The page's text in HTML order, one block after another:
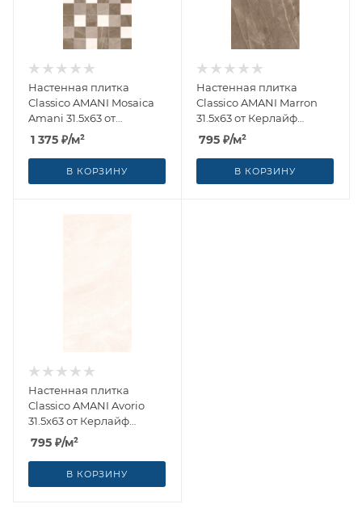
Настенная плитка
Classico AMANI Mosaica
Amani 31.5x63 от
Керлайф (Россия)
1 375 ₽/м²
В КОРЗИНУ
Настенная плитка
Classico AMANI Marron
31.5x63 от Керлайф
(Россия)
795 ₽/м²
В КОРЗИНУ
Настенная плитка
Classico AMANI Avorio
31.5x63 от Керлайф
(Россия)
795 ₽/м²
В КОРЗИНУ